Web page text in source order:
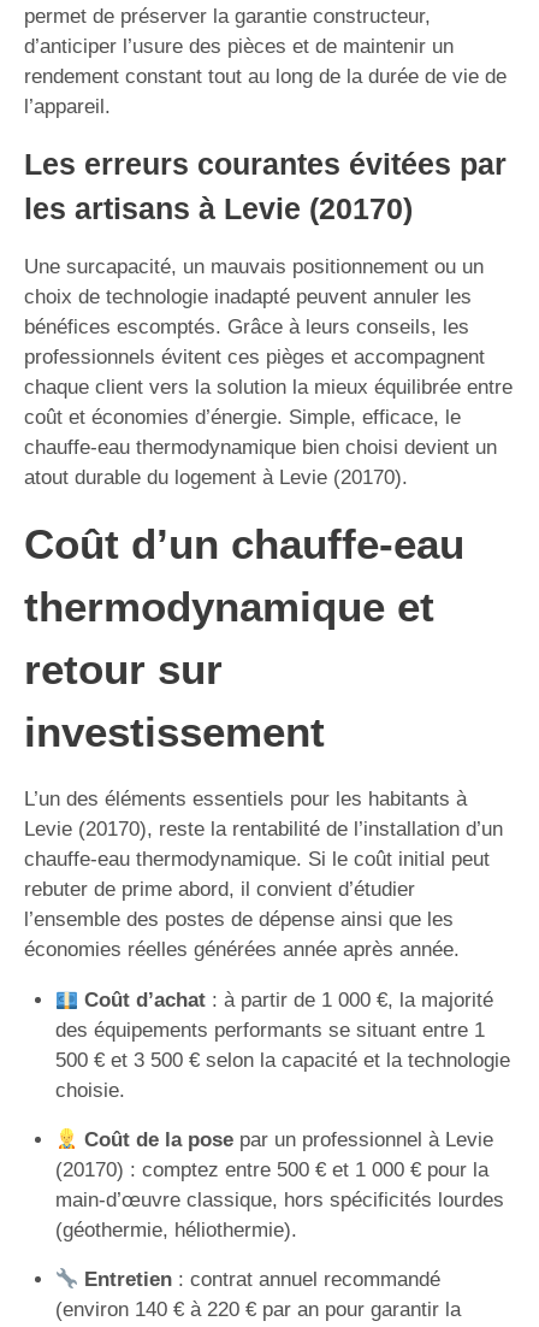
permet de préserver la garantie constructeur,
d’anticiper l’usure des pièces et de maintenir un
rendement constant tout au long de la durée de vie de
l’appareil.
Les erreurs courantes évitées par
les artisans à Levie (20170)
Une surcapacité, un mauvais positionnement ou un
choix de technologie inadapté peuvent annuler les
bénéfices escomptés. Grâce à leurs conseils, les
professionnels évitent ces pièges et accompagnent
chaque client vers la solution la mieux équilibrée entre
coût et économies d’énergie. Simple, efficace, le
chauffe-eau thermodynamique bien choisi devient un
atout durable du logement à Levie (20170).
Coût d’un chauffe-eau
thermodynamique et
retour sur
investissement
L’un des éléments essentiels pour les habitants à
Levie (20170), reste la rentabilité de l’installation d’un
chauffe-eau thermodynamique. Si le coût initial peut
rebuter de prime abord, il convient d’étudier
l’ensemble des postes de dépense ainsi que les
économies réelles générées année après année.
Coût d’achat: à partir de 1 000 €, la majorité
des équipements performants se situant entre 1
500 € et 3 500 € selon la capacité et la technologie
choisie.
Coût de la posepar un professionnel à Levie
(20170) : comptez entre 500 € et 1 000 € pour la
main-d’œuvre classique, hors spécificités lourdes
(géothermie, héliothermie).
Entretien: contrat annuel recommandé
(environ 140 € à 220 € par an pour garantir la